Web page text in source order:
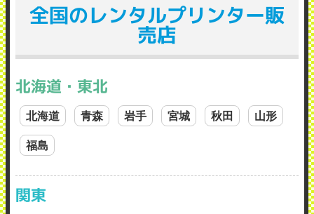
全国のレンタルプリンター販
売店
北海道・東北
北海道 青森 岩手 宮城 秋田 山形
福島
関東